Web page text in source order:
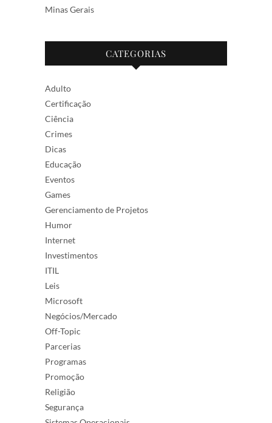
Minas Gerais
CATEGORIAS
Adulto
Certificação
Ciência
Crimes
Dicas
Educação
Eventos
Games
Gerenciamento de Projetos
Humor
Internet
Investimentos
ITIL
Leis
Microsoft
Negócios/Mercado
Off-Topic
Parcerias
Programas
Promoção
Religião
Segurança